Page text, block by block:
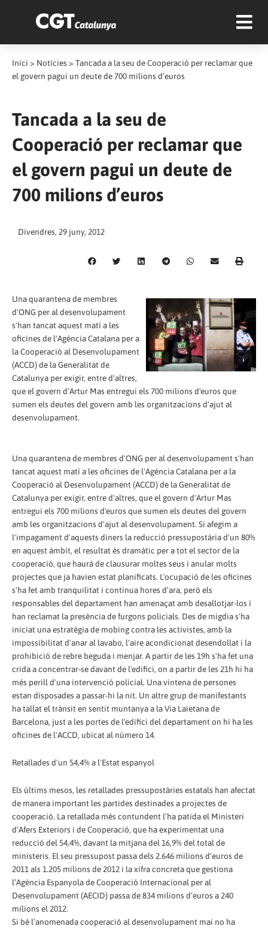
Inici > Notícies > Tancada a la seu de Cooperació per reclamar que
el govern pagui un deute de 700 milions d’euros
Tancada a la seu de
Cooperació per reclamar que
el govern pagui un deute de
700 milions d’euros
Divendres, 29 juny, 2012
Una quarantena de membres
d'ONG per al desenvolupament
s'han tancat aquest matí a les
oficines de l'Agència Catalana per a
la Cooperació al Desenvolupament
(ACCD) de la Generalitat de
Catalunya per exigir, entre d'altres,
que el govern d'Artur Mas entregui els 700 milions d'euros que
sumen els deutes del govern amb les organitzacions d'ajut al
desenvolupament.
Una quarantena de membres d'ONG per al desenvolupament s'han
tancat aquest matí a les oficines de l'Agència Catalana per a la
Cooperació al Desenvolupament (ACCD) de la Generalitat de
Catalunya per exigir, entre d'altres, que el govern d'Artur Mas
entregui els 700 milions d'euros que sumen els deutes del govern
amb les organitzacions d'ajut al desenvolupament. Si afegim a
l'impagament d'aquests diners la reducció pressupostària d'un 80%
en aquest àmbit, el resultat és dramàtic per a tot el sector de la
cooperació, que haurà de clausurar moltes seus i anular molts
projectes que ja havien estat planificats. L'ocupació de les oficines
s'ha fet amb tranquilitat i continua hores d'ara, però els
responsables del departament han amenaçat amb desallotjar-los i
han reclamat la presència de furgons policials. Des de migdia s'ha
iniciat una estratègia de mobing contra les activistes, amb la
impossibilitat d'anar al lavabo, l'aire acondicionat desendollat i la
prohibició de rebre beguda i menjar. A partir de les 19h s'ha fet una
crida a concentrar-se davant de l'edifici, on a partir de les 21h hi ha
més perill d'una intervenció policial. Una vintena de persones
estan disposades a passar-hi la nit. Un altre grup de manifestants
ha tallat el trànsit en sentit muntanya a la Via Laietana de
Barcelona, just a les portes de l'edifici del departament on hi ha les
oficines de l'ACCD, ubicat al número 14.
Retallades d'un 54,4% a l'Estat espanyol
Els últims mesos, les retallades pressupostàries estatals han afectat
de manera important les partides destinades a projectes de
cooperació. La retallada més contundent l’ha patida el Ministeri
d’Afers Exteriors i de Cooperació, que ha experimentat una
reducció del 54,4%, davant la mitjana del 16,9% del total de
ministeris. El seu pressupost passa dels 2.646 milions d’euros de
2011 als 1.205 milions de 2012 i la xifra concreta que gestiona
l’Agència Espanyola de Cooperació Internacional per al
Desenvolupament (AECID) passa de 834 milions d’euros a 240
milions el 2012.
Si bé l’anomenada cooperació al desenvolupament mai no ha